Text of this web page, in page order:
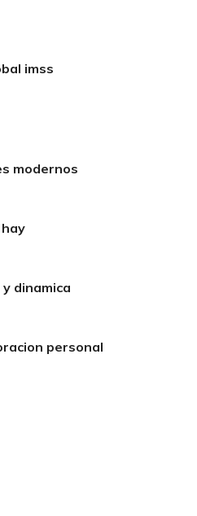
imss
modernos
dinamica
personal